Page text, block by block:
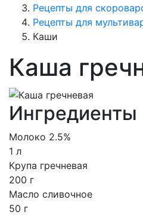
Рецепты для
Рецепты для
Каши
Каша
Ингредиенты
Молоко 2.5%
1 л
Крупа гречневая
200 г
Масло сливочное
50 г